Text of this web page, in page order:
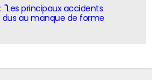
principaux accidents
au manque de forme